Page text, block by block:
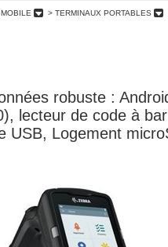
> TERMINAUX PORTABLES
robuste :
lecteur de code à
USB, Logement